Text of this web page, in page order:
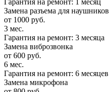
Гарантия на ремонт: 1 месяц
Замена разъема для наушников
от 1000 руб.
3 мес.
Гарантия на ремонт: 3 месяца
Замена виброзвонка
от 600 руб.
6 мес.
Гарантия на ремонт: 6 месяцев
Замена микрофона